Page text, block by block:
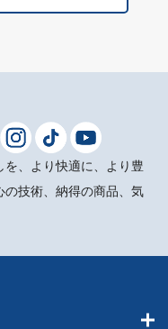
、より快適に、より豊
技術、納得の商品、気